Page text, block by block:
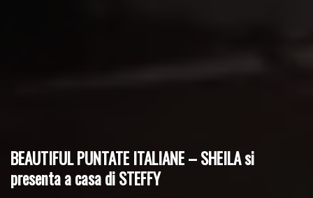
BEAUTIFUL PUNTATE ITALIANE – SHEILA si
presenta a casa di STEFFY